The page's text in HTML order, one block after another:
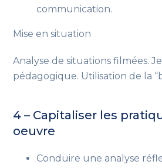
communication.
Mise en situation
Analyse de situations filmées.
pédagogique. Utilisation de la
4 – Capitaliser les
oeuvre
Conduire une analyse